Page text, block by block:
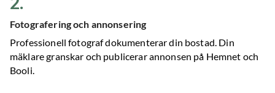
Fotografering och annonsering
Professionell fotograf dokumenterar din bostad. Din
mäklare granskar och publicerar annonsen på Hemnet och
Booli.